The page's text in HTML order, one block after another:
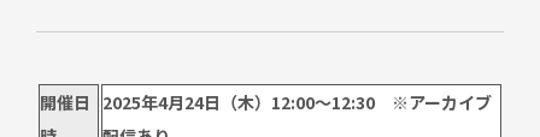
開催日
2025年4月24日（木）12:00～12:30 ※アーカイブ